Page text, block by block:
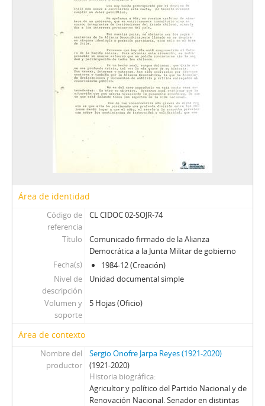
Área de identidad
Código de
referencia
CL CIDOC 02-SOJR-74
Título
Comunicado firmado de la Alianza
Democrática a la Junta Militar de gobierno
Fecha(s)
1984-12 (Creación)
Nivel de
descripción
Unidad documental simple
Volumen y
soporte
5 Hojas (Oficio)
Área de contexto
Nombre del
productor
Sergio Onofre Jarpa Reyes (1921-2020)
(1921-2020)
Historia biográfica
Agricultor y político del Partido Nacional y de
Renovación Nacional. Senador en distintas